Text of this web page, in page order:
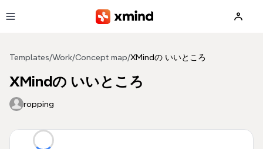
Templates/Work/Concept map/XMindの いいところ
XMindの いいところ
ropping